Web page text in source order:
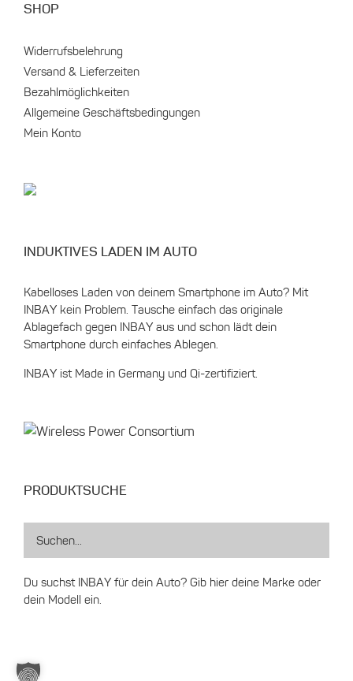
SHOP
Widerrufsbelehrung
Versand & Lieferzeiten
Bezahlmöglichkeiten
Allgemeine Geschäftsbedingungen
Mein Konto
INDUKTIVES LADEN IM AUTO
Kabelloses Laden von deinem Smartphone im Auto? Mit
INBAY kein Problem. Tausche einfach das originale
Ablagefach gegen INBAY aus und schon lädt dein
Smartphone durch einfaches Ablegen.
INBAY ist Made in Germany und Qi-zertifiziert.
PRODUKTSUCHE
Du suchst INBAY für dein Auto? Gib hier deine Marke oder
dein Modell ein.